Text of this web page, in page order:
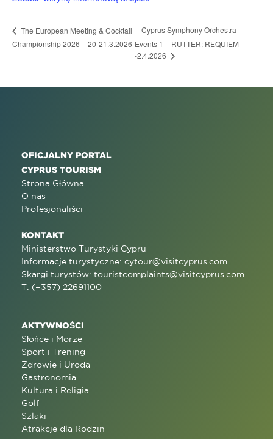
The European Meeting & Cocktail
Championship 2026 – 20-21.3.2026
Cyprus Symphony Orchestra –
Events 1 – RUTTER: REQUIEM
-2.4.2026
OFICJALNY PORTAL
CYPRUS TOURISM
Strona Główna
O nas
Profesjonaliści
KONTAKT
Ministerstwo Turystyki Cypru
Informacje turystyczne: cytour@visitcyprus.com
Skargi turystów: touristcomplaints@visitcyprus.com
T: (+357) 22691100
AKTYWNOŚCI
Słońce i Morze
Sport i Trening
Zdrowie i Uroda
Gastronomia
Kultura i Religia
Golf
Szlaki
Atrakcje dla Rodzin